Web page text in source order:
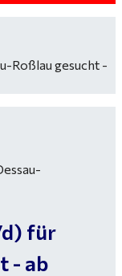
Roßlau gesucht -
für
- ab